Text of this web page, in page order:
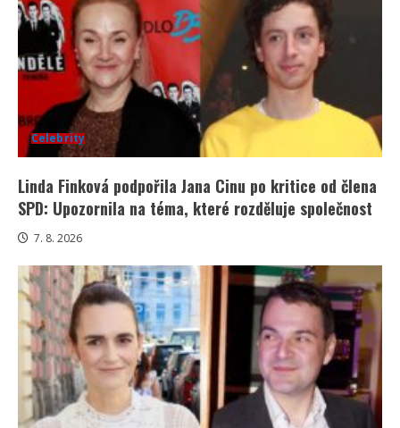
Celebrity
Linda Finková podpořila Jana Cinu po kritice od člena
SPD: Upozornila na téma, které rozděluje společnost
7. 8. 2026